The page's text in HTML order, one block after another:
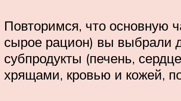
Повторимся, что основную
сырое рацион) вы выбрали
субпродукты (печень,
хрящами, кровью и кожей,